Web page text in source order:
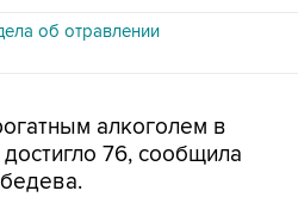
об отравлении
алкоголем в
76, сообщила